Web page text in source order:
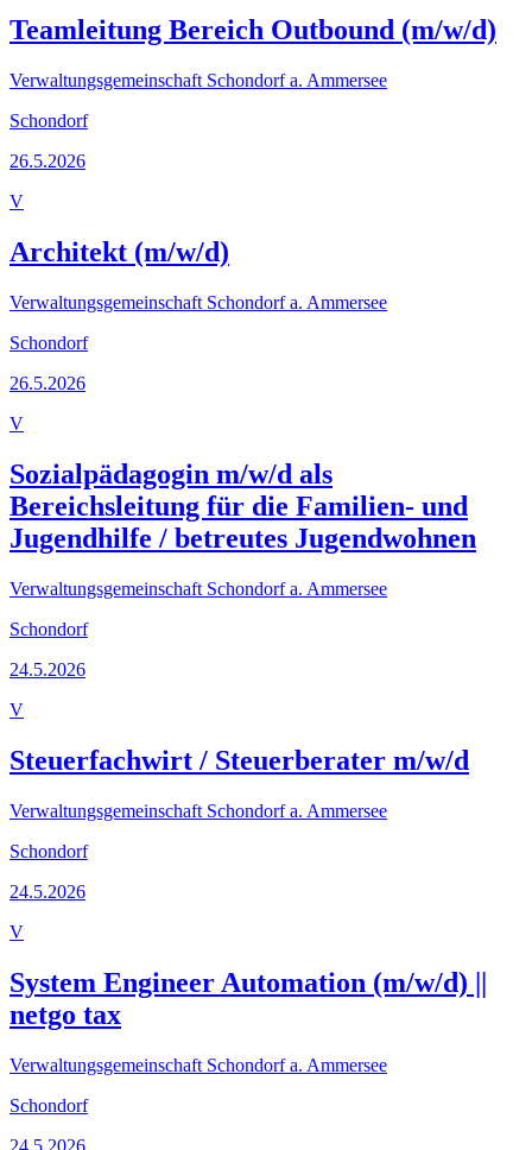
Teamleitung Bereich Outbound (m/w/d)
Verwaltungsgemeinschaft Schondorf a. Ammersee
Schondorf
26.5.2026
V
Architekt (m/w/d)
Verwaltungsgemeinschaft Schondorf a. Ammersee
Schondorf
26.5.2026
V
Sozialpädagogin m/w/d als
Bereichsleitung für die Familien- und
Jugendhilfe / betreutes Jugendwohnen
Verwaltungsgemeinschaft Schondorf a. Ammersee
Schondorf
24.5.2026
V
Steuerfachwirt / Steuerberater m/w/d
Verwaltungsgemeinschaft Schondorf a. Ammersee
Schondorf
24.5.2026
V
System Engineer Automation (m/w/d) ||
netgo tax
Verwaltungsgemeinschaft Schondorf a. Ammersee
Schondorf
24.5.2026